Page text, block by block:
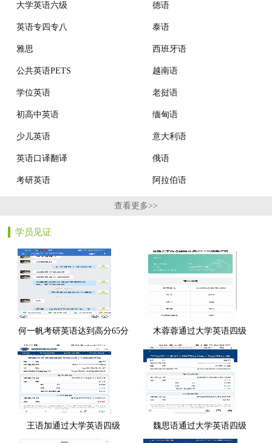
大学英语六级 德语
英语专四专八 泰语
雅思 西班牙语
公共英语PETS 越南语
学位英语 老挝语
初高中英语 缅甸语
少儿英语 意大利语
英语口译翻译 俄语
考研英语 阿拉伯语
查看更多>>
学员见证
何一帆考研英语达到高分65分 木蓉蓉通过大学英语四级
王语加通过大学英语四级 魏思语通过大学英语四级